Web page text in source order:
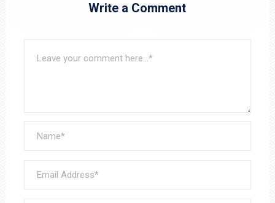
Write a Comment